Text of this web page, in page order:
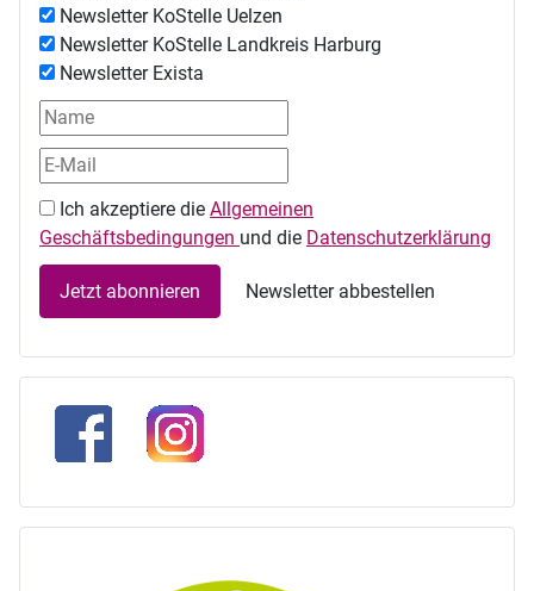
Newsletter KoStelle Uelzen
Newsletter KoStelle Landkreis Harburg
Newsletter Exista
Ich akzeptiere die Allgemeinen
Geschäftsbedingungen und die Datenschutzerklärung
Jetzt abonnieren Newsletter abbestellen